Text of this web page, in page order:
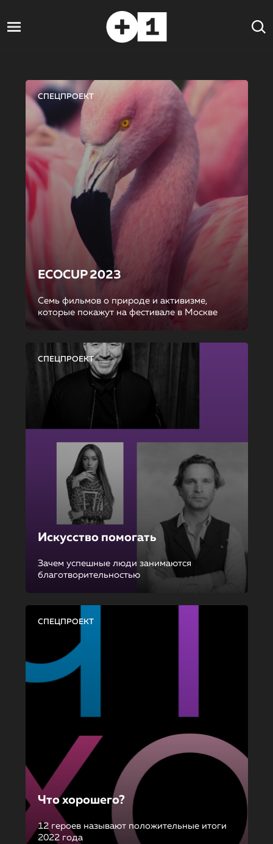
СПЕЦПРОЕКТ
ECOCUP 2023
Семь фильмов о природе и активизме,
которые покажут на фестивале в Москве
СПЕЦПРОЕКТ
Искусство помогать
Зачем успешные люди занимаются
благотворительностью
СПЕЦПРОЕКТ
Что хорошего?
12 героев называют положительные итоги
2022 года